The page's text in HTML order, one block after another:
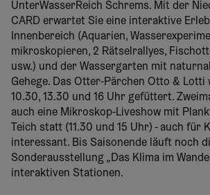
UnterWasserReich Schrems. Mit der
CARD erwartet Sie eine interaktive
Innenbereich (Aquarien,
mikroskopieren, 2 Rätselrallyes,
usw.) und der Wassergarten mit
Gehege. Das Otter-Pärchen Otto & Lotti
10.30, 13.30 und 16 Uhr gefüttert.
auch eine Mikroskop-Liveshow mit
Teich statt (11.30 und 15 Uhr) - auch für
interessant. Bis Saisonende läuft noch
Sonderausstellung „Das Klima im
interaktiven Stationen.